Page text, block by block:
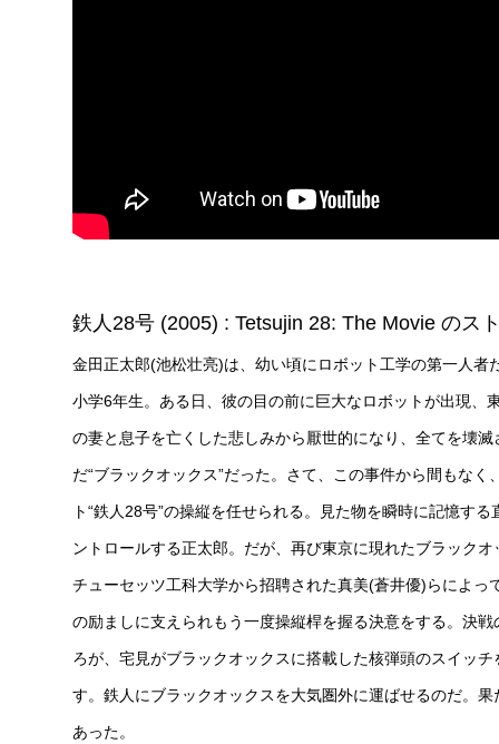
鉄人28号 (2005) : Tetsujin 28: The Movie のス
金田正太郎(池松壮亮)は、幼い頃にロボット工学の第一人
小学6年生。ある日、彼の目の前に巨大なロボットが出現
の妻と息子を亡くした悲しみから厭世的になり、全てを壊
だ“ブラックオックス”だった。さて、この事件から間もな
ト“鉄人28号”の操縦を任せられる。見た物を瞬時に記憶す
ントロールする正太郎。だが、再び東京に現れたブラック
チューセッツ工科大学から招聘された真美(蒼井優)らによ
の励ましに支えられもう一度操縦桿を握る決意をする。決
ろが、宅見がブラックオックスに搭載した核弾頭のスイッ
す。鉄人にブラックオックスを大気圏外に運ばせるのだ。
あった。